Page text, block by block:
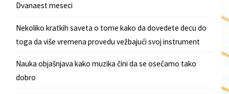
Dvanaest meseci
Nekoliko kratkih saveta o tome kako da dovedete decu do
toga da više vremena provedu vežbajući svoj instrument
Nauka objašnjava kako muzika čini da se osećamo tako
dobro